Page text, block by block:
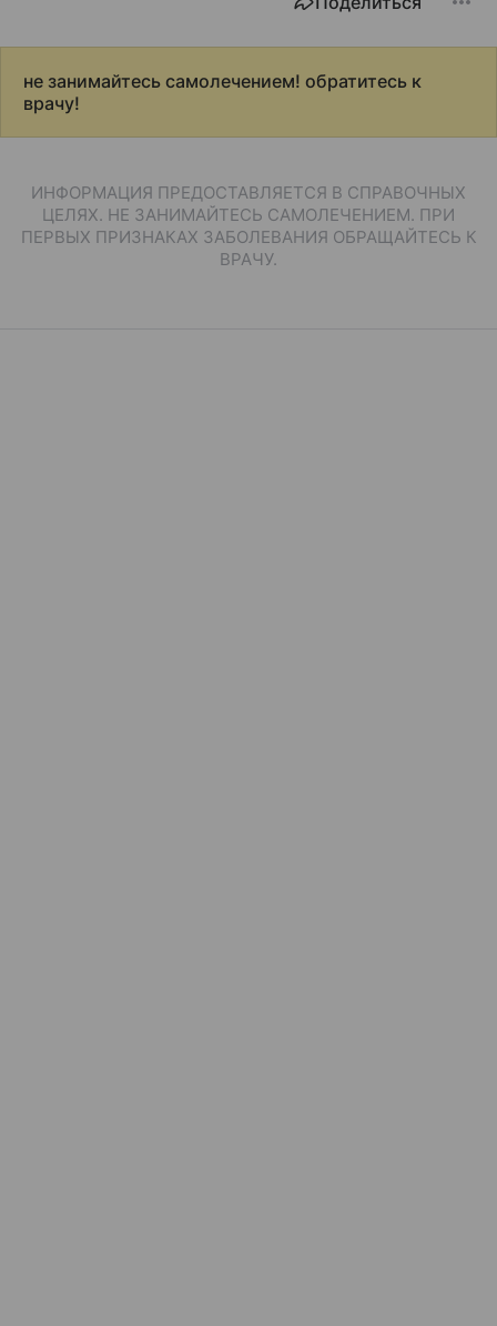
не занимайтесь самолечением! обратитесь к
врачу!
ИНФОРМАЦИЯ ПРЕДОСТАВЛЯЕТСЯ В СПРАВОЧНЫХ
ЦЕЛЯХ. НЕ ЗАНИМАЙТЕСЬ САМОЛЕЧЕНИЕМ. ПРИ
ПЕРВЫХ ПРИЗНАКАХ ЗАБОЛЕВАНИЯ ОБРАЩАЙТЕСЬ К
ВРАЧУ.